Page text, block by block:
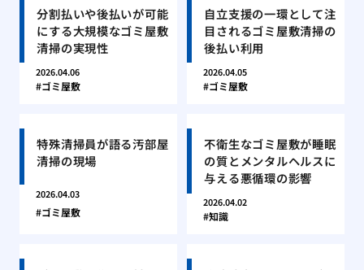
分割払いや後払いが可能
にする大規模なゴミ屋敷
清掃の実現性
2026.04.06
ゴミ屋敷
自立支援の一環として注
目されるゴミ屋敷清掃の
後払い利用
2026.04.05
ゴミ屋敷
特殊清掃員が語る汚部屋
清掃の現場
2026.04.03
ゴミ屋敷
不衛生なゴミ屋敷が睡眠
の質とメンタルヘルスに
与える悪循環の影響
2026.04.02
知識